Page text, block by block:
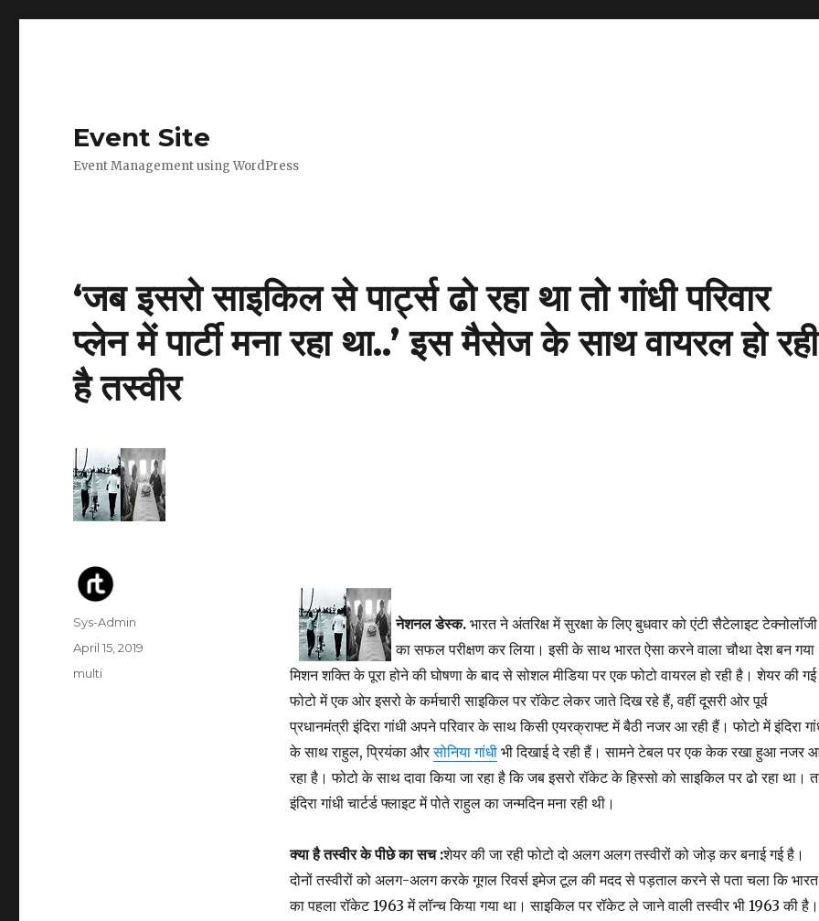
Event Site
Event Management using WordPress
‘जब इसरो साइकिल से पार्ट्स ढो रहा था तो गांधी परिवार
प्लेन में पार्टी मना रहा था..’ इस मैसेज के साथ वायरल हो रही
है तस्वीर
नेशनल डेस्क.भारत ने अंतरिक्ष में सुरक्षा के लिए बुधवार को एंटी सैटेलाइट टेक्नोलॉजी
का सफल परीक्षण कर लिया। इसी के साथ भारत ऐसा करने वाला चौथा देश बन
मिशन शक्ति के पूरा होनेकीघोषणा के बाद से सोशल मीडिया पर एक फोटो वायरल हो रही है। शेयर की गई
फोटो में एक ओर इसरो के कर्मचारी साइकिल पर रॉकेट लेकर जाते दिख रहे हैं, वहीं दूसरी ओर पूर्व
प्रधानमंत्री इंदिरा गांधी अपने परिवार के साथ किसी एयरक्राफ्ट में बैठी नजर आ रही हैं। फोटो में इंदिरा
के साथ राहुल, प्रियंका औरसोनिया गांधीभी दिखाई दे रही हैं। सामने टेबल पर एक केक रखा हुआ नजर
रहा है। फोटो के साथ दावा किया जा रहा है कि जब इसरो रॉकेट के हिस्सो को साइकिल पर ढो रहा था।
इंदिरा गांधी चार्टर्ड फ्लाइट में पोते राहुल का जन्मदिन मना रही थी।
क्या है तस्वीर के पीछे का सच :शेयर की जा रही फोटो दो अलग अलग तस्वीरों को जोड़ कर बनाई गई है।
दोनों तस्वीरों को अलग-अलग करके गूगल रिवर्स इमेज टूल की मदद से पड़ताल करने से पता चला कि भारत
का पहला रॉकेट 1963 में लॉन्च किया गया था। साइकिल पर रॉकेट ले जाने वाली तस्वीर भी 1963 की है।
Author
Sys-Admin
Posted
April 15, 2019
Categories
multi